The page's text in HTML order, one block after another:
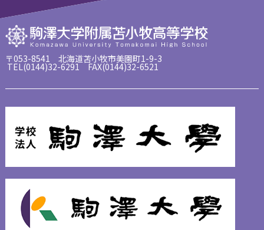
〒053-8541 北海道苫小牧市美園町1-9-3
TEL(0144)32-6291 FAX(0144)32-6521